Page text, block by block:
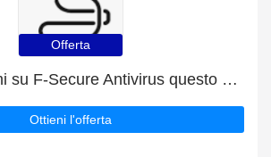
Offerta
Grandi risparmi su F-Secure Antivirus questo mese
Ottieni l'offerta